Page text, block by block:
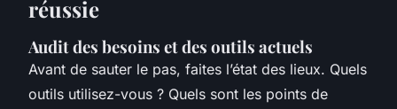
réussie
Audit des besoins et des outils actuels
Avant de sauter le pas, faites l’état des lieux. Quels
outils utilisez-vous ? Quels sont les points de